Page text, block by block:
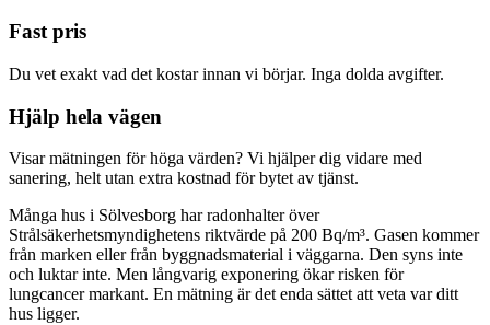
Fast pris
Du vet exakt vad det kostar innan vi börjar. Inga dolda avgifter.
Hjälp hela vägen
Visar mätningen för höga värden? Vi hjälper dig vidare med
sanering, helt utan extra kostnad för bytet av tjänst.
Många hus i Sölvesborg har radonhalter över
Strålsäkerhetsmyndighetens riktvärde på 200 Bq/m³. Gasen kommer
från marken eller från byggnadsmaterial i väggarna. Den syns inte
och luktar inte. Men långvarig exponering ökar risken för
lungcancer markant. En mätning är det enda sättet att veta var ditt
hus ligger.